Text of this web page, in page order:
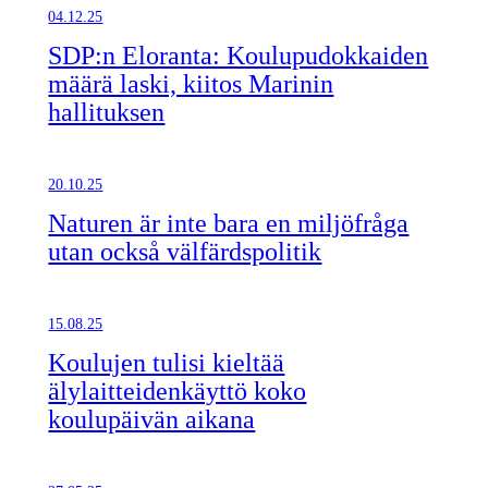
04.12.25
SDP:n Eloranta: Koulupudokkaiden
määrä laski, kiitos Marinin
hallituksen
20.10.25
Naturen är inte bara en miljöfråga
utan också välfärdspolitik
15.08.25
Koulujen tulisi kieltää
älylaitteidenkäyttö koko
koulupäivän aikana